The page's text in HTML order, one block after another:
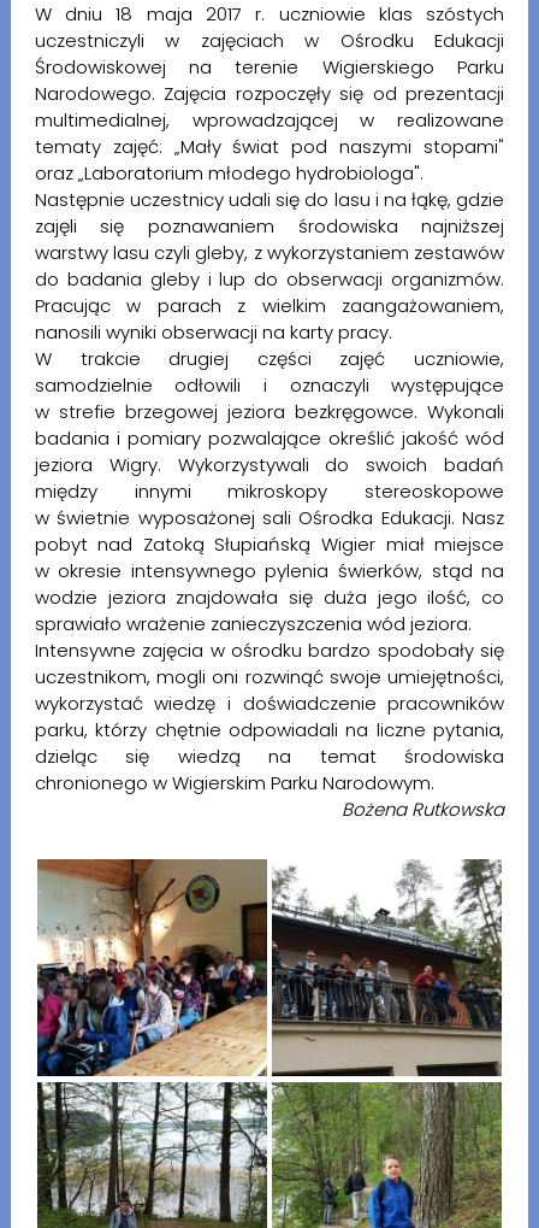
W dniu 18 maja 2017 r. uczniowie klas szóstych
uczestniczyli w zajęciach w Ośrodku Edukacji
Środowiskowej na terenie Wigierskiego Parku
Narodowego. Zajęcia rozpoczęły się od prezentacji
multimedialnej, wprowadzającej w realizowane
tematy zajęć: „Mały świat pod naszymi stopami"
oraz „Laboratorium młodego hydrobiologa".
Następnie uczestnicy udali się do lasu i na łąkę, gdzie
zajęli się poznawaniem środowiska najniższej
warstwy lasu czyli gleby, z wykorzystaniem zestawów
do badania gleby i lup do obserwacji organizmów.
Pracując w parach z wielkim zaangażowaniem,
nanosili wyniki obserwacji na karty pracy.
W trakcie drugiej części zajęć uczniowie,
samodzielnie odłowili i oznaczyli występujące
w strefie brzegowej jeziora bezkręgowce. Wykonali
badania i pomiary pozwalające określić jakość wód
jeziora Wigry. Wykorzystywali do swoich badań
między innymi mikroskopy stereoskopowe
w świetnie wyposażonej sali Ośrodka Edukacji. Nasz
pobyt nad Zatoką Słupiańską Wigier miał miejsce
w okresie intensywnego pylenia świerków, stąd na
wodzie jeziora znajdowała się duża jego ilość, co
sprawiało wrażenie zanieczyszczenia wód jeziora.
Intensywne zajęcia w ośrodku bardzo spodobały się
uczestnikom, mogli oni rozwinąć swoje umiejętności,
wykorzystać wiedzę i doświadczenie pracowników
parku, którzy chętnie odpowiadali na liczne pytania,
dzieląc się wiedzą na temat środowiska
chronionego w Wigierskim Parku Narodowym.
Bożena Rutkowska